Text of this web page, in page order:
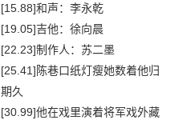
[15.88]和声：李永乾
[19.05]吉他：徐向晨
[22.23]制作人：苏二墨
[25.41]陈巷口纸灯瘦她数着他归
期久
[30.99]他在戏里演着将军戏外藏